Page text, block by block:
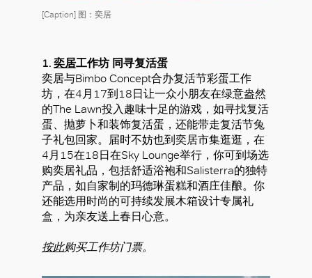
[Caption] 图：奕居
1. 奕居工作坊 同寻复活蛋
奕居与Bimbo Concept合办复活节彩蛋工作
坊，在4月17到18日让一众小朋友在绿意盎然
的The Lawn投入趣味十足的游戏，如寻找复活
蛋、抛萝卜和装饰复活蛋，还能带走复活节兔
子礼包回家。届时不妨也到奕居市集逛逛，在
4月15在18日在Sky Lounge举行，你可到场选
购奕居礼品，包括舒适浴袍和Salisterra的独特
产品，如自家制的玛德琳蛋糕和酒庄佳酿。你
还能选用时尚的可持续发展木箱设计专属礼
盒，为亲友送上春日心意。
按此购买工作坊门票。